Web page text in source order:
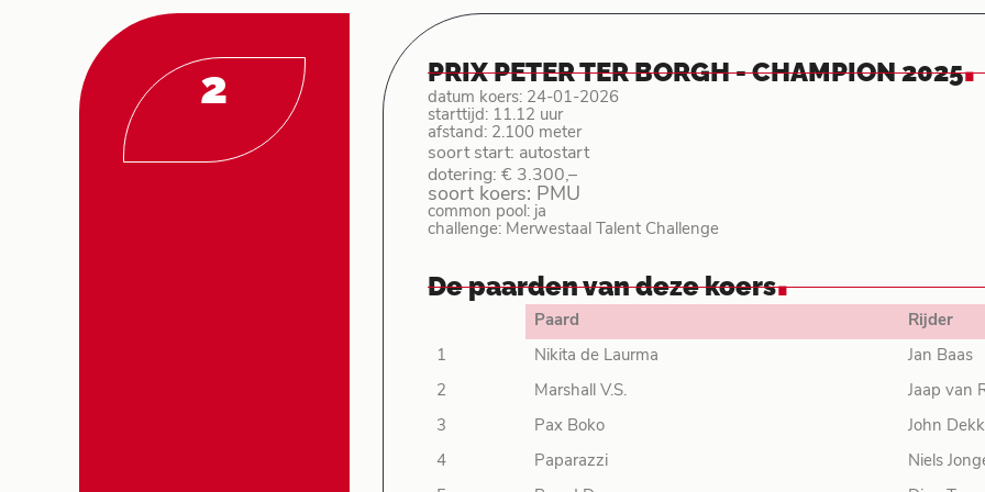
2 PRIX PETER TER BORGH - CHAMPION 2025.
datum koers: 24-01-2026
starttijd: 11.12 uur
afstand: 2.100 meter
soort start: autostart
dotering: € 3.300,–
soort koers: PMU
common pool: ja
challenge: Merwestaal Talent Challenge
De paarden van deze koers.
Paard Rijder
1 Nikita de Laurma Jan Baas
2 Marshall V.S. Jaap van
3 Pax Boko John
4 Paparazzi Niels